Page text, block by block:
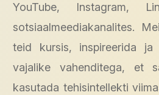
YouTube, Instagram,
sotsiaalmeediakanalites.
teid kursis, inspireerida
vajalike vahenditega, et
kasutada tehisintellekti